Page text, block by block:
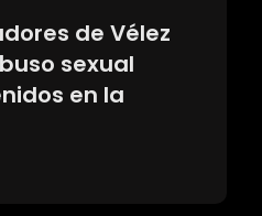
de Vélez
sexual
en la